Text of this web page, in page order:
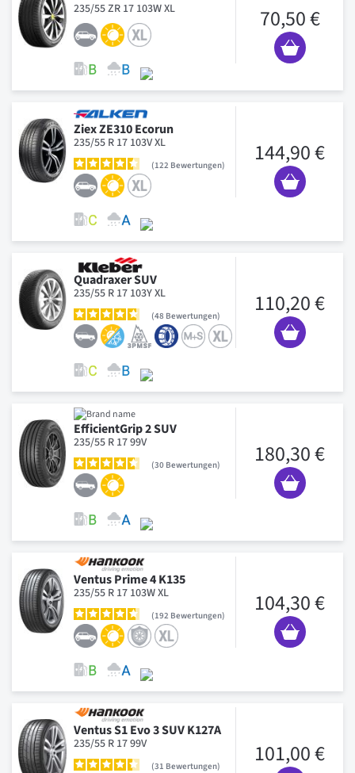
235/55 ZR 17 103W XL 70,50 €
Ziex ZE310 Ecorun
235/55 R 17 103V XL
122 Bewertungen 144,90 €
Quadraxer SUV
235/55 R 17 103Y XL
48 Bewertungen 110,20 €
EfficientGrip 2 SUV
235/55 R 17 99V
30 Bewertungen 180,30 €
Ventus Prime 4 K135
235/55 R 17 103W XL
192 Bewertungen 104,30 €
Ventus S1 Evo 3 SUV K127A
235/55 R 17 99V
31 Bewertungen 101,00 €